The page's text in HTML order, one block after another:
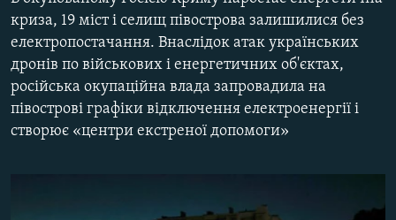
МУЛЬТИМЕДІА
ФОТО
СПЕЦПРОЄКТИ
ПОДКАСТИ
криза, 19 міст і селищ півострова залишилися без
електропостачання. Внаслідок атак українських
дронів по військових і енергетичних об'єктах,
російська окупаційна влада запровадила на
півострові графіки відключення електроенергії і
створює «центри екстреної допомоги»